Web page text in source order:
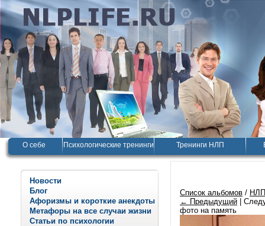
О себе Психологические тренинги Тренинги НЛП
Новости
Блог
Афоризмы и короткие анекдоты
Метафоры на все случаи жизни
Статьи по психологии
Список альбомов /
← Предыдущий |
фото на память